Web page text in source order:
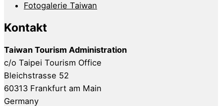
Fotogalerie Taiwan
Kontakt
Taiwan Tourism Administration
c/o Taipei Tourism Office
Bleichstrasse 52
60313 Frankfurt am Main
Germany